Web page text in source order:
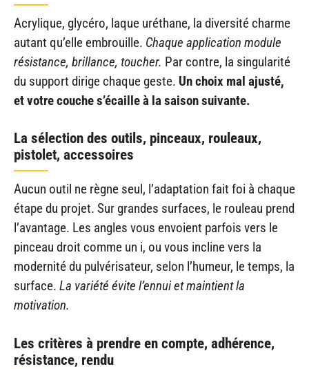
Acrylique, glycéro, laque uréthane, la diversité charme
autant qu’elle embrouille. Chaque application module
résistance, brillance, toucher. Par contre, la singularité
du support dirige chaque geste. Un choix mal ajusté,
et votre couche s’écaille à la saison suivante.
La sélection des outils, pinceaux, rouleaux,
pistolet, accessoires
Aucun outil ne règne seul, l’adaptation fait foi à chaque
étape du projet. Sur grandes surfaces, le rouleau prend
l’avantage. Les angles vous envoient parfois vers le
pinceau droit comme un i, ou vous incline vers la
modernité du pulvérisateur, selon l’humeur, le temps, la
surface. La variété évite l’ennui et maintient la
motivation.
Les critères à prendre en compte, adhérence,
résistance, rendu